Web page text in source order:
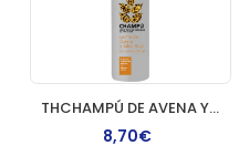
THCHAMPÚ DE AVENA Y JALEA XXL 1L
8,70€